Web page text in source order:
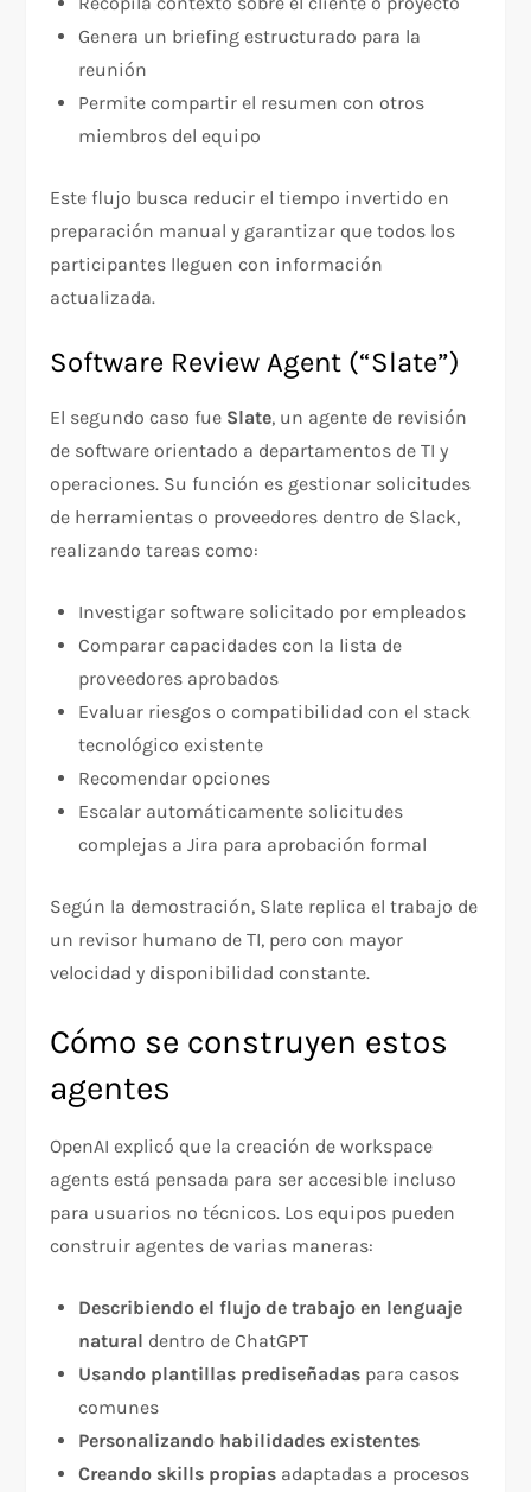
Genera un briefing estructurado para la
reunión
Permite compartir el resumen con otros
miembros del equipo
Este flujo busca reducir el tiempo invertido en
preparación manual y garantizar que todos los
participantes lleguen con información
actualizada.
Software Review Agent (“Slate”)
El segundo caso fue Slate, un agente de revisión
de software orientado a departamentos de TI y
operaciones. Su función es gestionar solicitudes
de herramientas o proveedores dentro de Slack,
realizando tareas como:
Investigar software solicitado por empleados
Comparar capacidades con la lista de
proveedores aprobados
Evaluar riesgos o compatibilidad con el stack
tecnológico existente
Recomendar opciones
Escalar automáticamente solicitudes
complejas a Jira para aprobación formal
Según la demostración, Slate replica el trabajo de
un revisor humano de TI, pero con mayor
velocidad y disponibilidad constante.
Cómo se construyen estos
agentes
OpenAI explicó que la creación de workspace
agents está pensada para ser accesible incluso
para usuarios no técnicos. Los equipos pueden
construir agentes de varias maneras:
Describiendo el flujo de trabajo en lenguaje
natural dentro de ChatGPT
Usando plantillas prediseñadas para casos
comunes
Personalizando habilidades existentes
Creando skills propias adaptadas a procesos